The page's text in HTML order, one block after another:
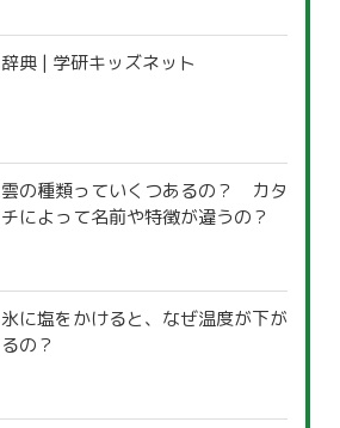
辞典 | 学研キッズネット
雲の種類っていくつあるの？ カタ
チによって名前や特徴が違うの？
氷に塩をかけると、なぜ温度が下が
るの？